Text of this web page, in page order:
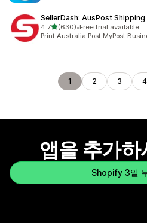
SellerDash: AusPost Shipping
4.7별 5개 중
(630)
총 리뷰 630개
•Free trial available
Print Australia Post MyPost
1 2 3 4
앱을 추가
Shopify 3일